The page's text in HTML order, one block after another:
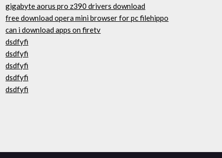
gigabyte aorus pro z390 drivers download
free download opera mini browser for pc filehippo
can i download apps on firetv
dsdfyfi
dsdfyfi
dsdfyfi
dsdfyfi
dsdfyfi